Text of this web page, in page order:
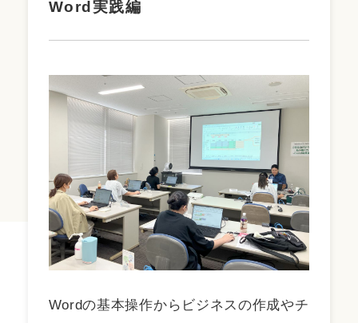
Word実践編
Wordの基本操作からビジネスの作成やチ